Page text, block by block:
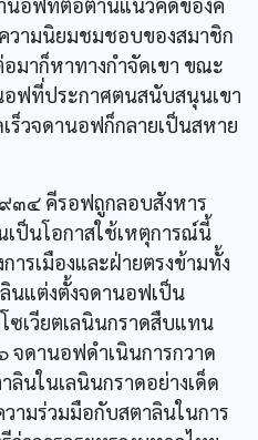
วามนิยมชมชอบของสมาชิก
มาก็หาทางกำจัดเขา ขณะ
อฟที่ประกาศตนสนับสนุนเขา
เร็วจดานอฟก็กลายเป็นสหาย
๓๔ คีรอฟถูกลอบสังหาร
เป็นโอกาสใช้เหตุการณ์นี้
ารเมืองและฝ่ายตรงข้ามทั้ง
นแต่งตั้งจดานอฟเป็น
ซเวียตเลนินกราดสืบแทน
ดานอฟดำเนินการกวาด
ลินในเลนินกราดอย่างเด็ด
ามร่วมมือกับสตาลินในการ